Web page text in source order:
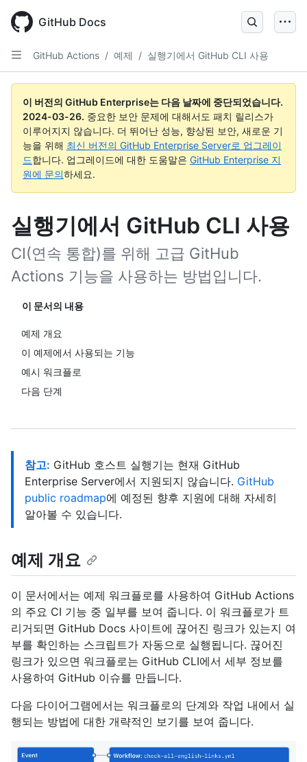
main
content
GitHub Docs
GitHub Actions / 예제 / 실행기에서 GitHub CLI 사용
이 버전의 GitHub Enterprise는 다음 날짜에 중단되었습니다.
2024-03-26. 중요한 보안 문제에 대해서도 패치 릴리스가
이루어지지 않습니다. 더 뛰어난 성능, 향상된 보안, 새로운 기
능을 위해 최신 버전의 GitHub Enterprise Server로 업그레이
드합니다. 업그레이드에 대한 도움말은 GitHub Enterprise 지
원에 문의하세요.
실행기에서 GitHub CLI 사용
CI(연속 통합)를 위해 고급 GitHub
Actions 기능을 사용하는 방법입니다.
이 문서의 내용
예제 개요
이 예제에서 사용되는 기능
예시 워크플로
다음 단계
참고: GitHub 호스트 실행기는 현재 GitHub
Enterprise Server에서 지원되지 않습니다. GitHub
public roadmap에 예정된 향후 지원에 대해 자세히
알아볼 수 있습니다.
예제 개요
이 문서에서는 예제 워크플로를 사용하여 GitHub Actions
의 주요 CI 기능 중 일부를 보여 줍니다. 이 워크플로가 트
리거되면 GitHub Docs 사이트에 끊어진 링크가 있는지 여
부를 확인하는 스크립트가 자동으로 실행됩니다. 끊어진
링크가 있으면 워크플로는 GitHub CLI에서 세부 정보를
사용하여 GitHub 이슈를 만듭니다.
다음 다이어그램에서는 워크플로의 단계와 작업 내에서 실
행되는 방법에 대한 개략적인 보기를 보여 줍니다.